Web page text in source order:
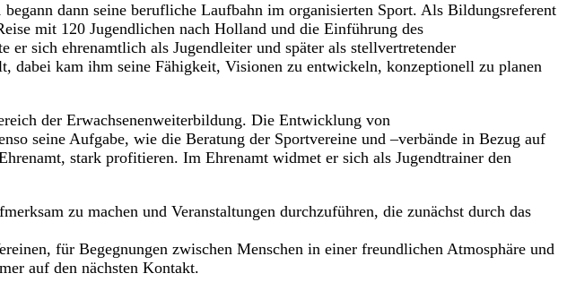
dann seine berufliche Laufbahn im organisierten Sport. Als Bildungsreferent
mit 120 Jugendlichen nach Holland und die Einführung des
er sich ehrenamtlich als Jugendleiter und später als stellvertretender
dabei kam ihm seine Fähigkeit, Visionen zu entwickeln, konzeptionell zu planen
der Erwachsenenweiterbildung. Die Entwicklung von
seine Aufgabe, wie die Beratung der Sportvereine und –verbände in Bezug auf
stark profitieren. Im Ehrenamt widmet er sich als Jugendtrainer den
zu machen und Veranstaltungen durchzuführen, die zunächst durch das
für Begegnungen zwischen Menschen in einer freundlichen Atmosphäre und
auf den nächsten Kontakt.